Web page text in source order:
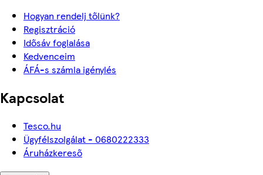
Hogyan rendelj tőlünk?
Regisztráció
Idősáv foglalása
Kedvenceim
ÁFÁ-s számla igénylés
Kapcsolat
Tesco.hu
Ügyfélszolgálat - 0680222333
Áruházkereső